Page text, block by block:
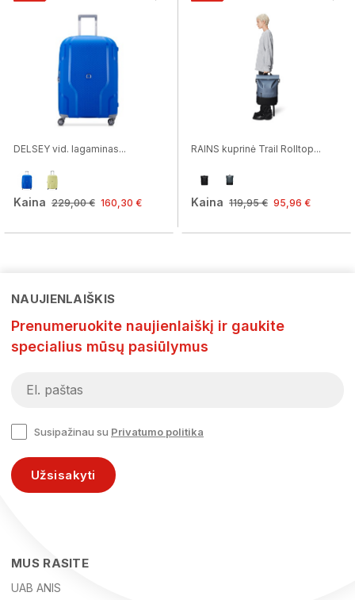
DELSEY vid. lagaminas...
Kaina 229,00 € 160,30 €
RAINS kuprinė Trail Rolltop...
Kaina 119,95 € 95,96 €
NAUJIENLAIŠKIS
Prenumeruokite naujienlaiškį ir gaukite
specialius mūsų pasiūlymus
Susipažinau su Privatumo politika
Užsisakyti
MUS RASITE
UAB ANIS